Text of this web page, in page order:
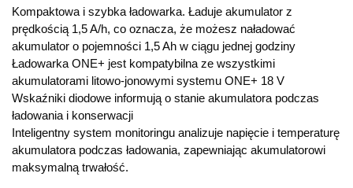
Kompaktowa i szybka ładowarka. Ładuje akumulator z
prędkością 1,5 A/h, co oznacza, że możesz naładować
akumulator o pojemności 1,5 Ah w ciągu jednej godziny
Ładowarka ONE+ jest kompatybilna ze wszystkimi
akumulatorami litowo-jonowymi systemu ONE+ 18 V
Wskaźniki diodowe informują o stanie akumulatora podczas
ładowania i konserwacji
Inteligentny system monitoringu analizuje napięcie i temperaturę
akumulatora podczas ładowania, zapewniając akumulatorowi
maksymalną trwałość.